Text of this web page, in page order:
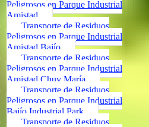
Peligrosos en Parque Industrial
Amistad
Transporte de Residuos
Peligrosos en Parque Industrial
Amistad Bajío
Transporte de Residuos
Peligrosos en Parque Industrial
Amistad Chuy María
Transporte de Residuos
Peligrosos en Parque Industrial
Bajío Industrial Park
Transporte de Residuos